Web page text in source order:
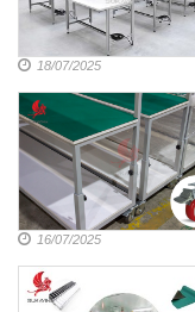
18/07/2025
16/07/2025